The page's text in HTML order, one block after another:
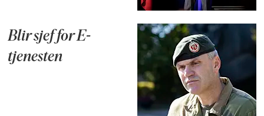
Blir sjef for E-
tjenesten